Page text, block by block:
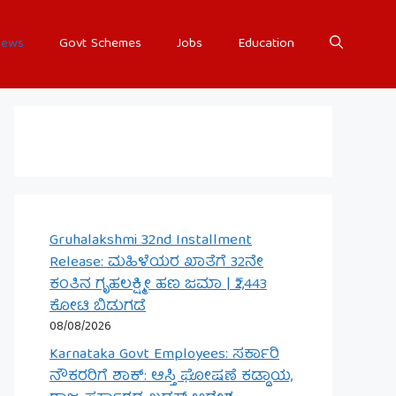
Govt Schemes Jobs Education
Gruhalakshmi 32nd Installment
Release: ಮಹಿಳೆಯರ ಖಾತೆಗೆ 32ನೇ
ಕಂತಿನ ಗೃಹಲಕ್ಷ್ಮೀ ಹಣ ಜಮಾ | ₹2,443
ಕೋಟಿ ಬಿಡುಗಡೆ
08/08/2026
Karnataka Govt Employees: ಸರ್ಕಾರಿ
ನೌಕರರಿಗೆ ಶಾಕ್: ಆಸ್ತಿ ಘೋಷಣೆ ಕಡ್ಡಾಯ,